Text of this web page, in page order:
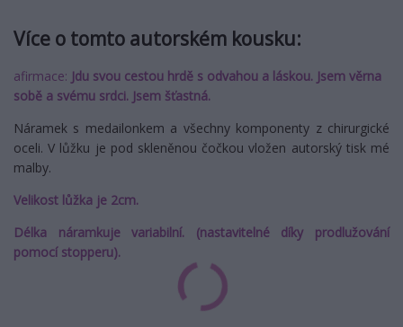
Více o tomto autorském kousku:
afirmace: Jdu svou cestou hrdě s odvahou a láskou. Jsem věrna
sobě a svému srdci. Jsem šťastná.
Náramek s medailonkem a všechny komponenty z chirurgické
oceli. V lůžku je pod skleněnou čočkou vložen autorský tisk mé
malby.
Velikost lůžka je 2cm.
Délka náramkuje variabilní. (nastavitelné díky prodlužování
pomocí stopperu).